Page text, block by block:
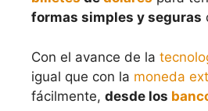
formas simples y seguras
Con el avance de la
igual que con la moneda
fácilmente, desde los